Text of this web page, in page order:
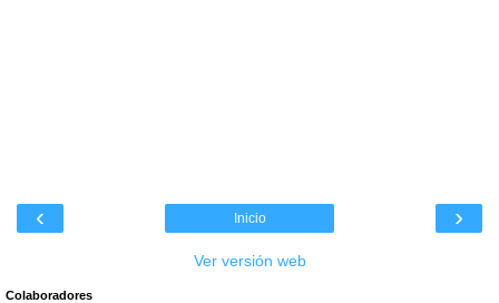
‹ ›
Inicio
Ver versión web
Colaboradores